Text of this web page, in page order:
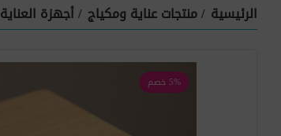
الرئيسية /منتجات عناية ومكياج /أجهزة العناية
5% خصم